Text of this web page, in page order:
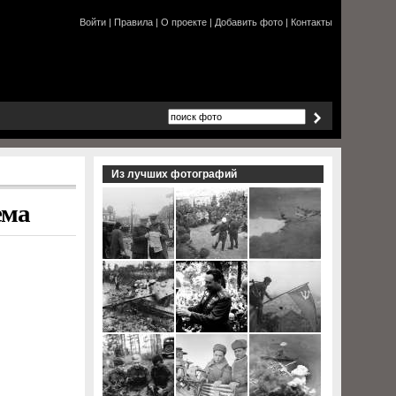
Войти | Правила | О проекте | Добавить фото | Контакты
Из лучших фотографий